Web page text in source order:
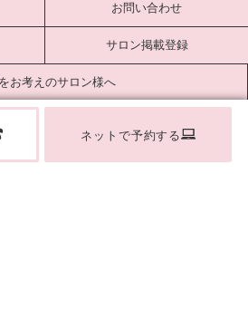
ネットで予約する
お問い合わせ
サロン掲載登録
お考えのサロン様へ